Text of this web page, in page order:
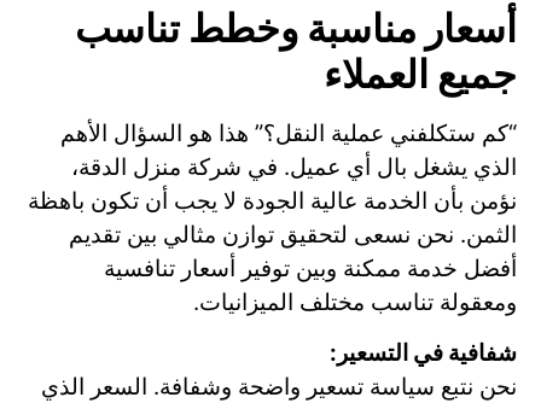
أسعار مناسبة وخطط تناسب
جميع العملاء
“كم ستكلفني عملية النقل؟” هذا هو السؤال الأهم
الذي يشغل بال أي عميل. في شركة منزل الدقة،
نؤمن بأن الخدمة عالية الجودة لا يجب أن تكون باهظة
الثمن. نحن نسعى لتحقيق توازن مثالي بين تقديم
أفضل خدمة ممكنة وبين توفير أسعار تنافسية
ومعقولة تناسب مختلف الميزانيات.
شفافية في التسعير:
نحن نتبع سياسة تسعير واضحة وشفافة. السعر الذي